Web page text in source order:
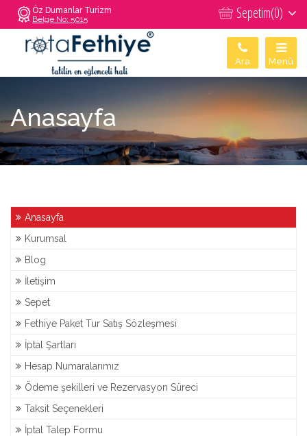
Sepetim(0)
Öz Dumanlar Turizm
Belge No: 5015
Menü
Ara
Anasayfa
Anasayfa
Kurumsal
Blog
İletişim
Sepet
Fethiye Paket Tur Satış Sözleşmesi
İptal Şartları
Hesap Numaralarımız
Ödeme şekilleri ve Rezervasyon Süreci
Taksit Seçenekleri
İptal Talep Formu